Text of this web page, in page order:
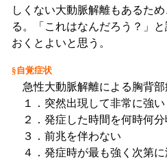
しくない大動脈解離もあるた
る。「これはなんだろう？」
おくとよいと思う。
§自覚症状
急性大動脈解離による胸背部
１．突然出現して非常に強い
２．発症した時間を何時何分
３．前兆を伴わない
４．発症時が最も強く次第に